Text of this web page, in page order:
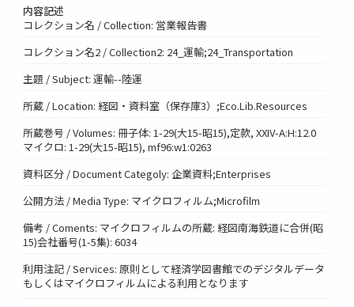
内容記述
コレクション名 / Collection: 営業報告書
コレクション名2 / Collection2: 24_運輸;24_Transportation
主題 / Subject: 運輸--陸運
所蔵 / Location: 経図・資料室（保存庫3）;Eco.Lib.Resources
所蔵巻号 / Volumes: 冊子体: 1-29(大15-昭15),定款, XXIV-A:H:12.0
マイクロ: 1-29(大15-昭15), mf96:w1:0263
資料区分 / Document Categoly: 企業資料;Enterprises
公開方法 / Media Type: マイクロフィルム;Microfilm
備考 / Coments: マイクロフィルムの所蔵: 経図南海鉄道に合併(昭
15)会社番号(1-5集): 6034
利用注記 / Services: 原則として経済学図書館でのデジタルデータ
もしくはマイクロフィルムによる利用となります